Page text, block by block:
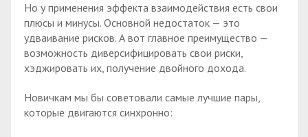
Но у применения эффекта взаимодействия есть свои
плюсы и минусы. Основной недостаток — это
удваивание рисков. А вот главное преимущество —
возможность диверсифицировать свои риски,
хэджировать их, получение двойного дохода.
Новичкам мы бы советовали самые лучшие пары,
которые двигаются синхронно: